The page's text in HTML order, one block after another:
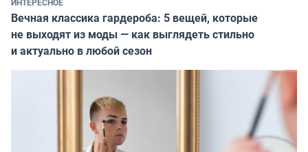
Вечная классика гардероба: 5 вещей, которые
не выходят из моды — как выглядеть стильно
и актуально в любой сезон